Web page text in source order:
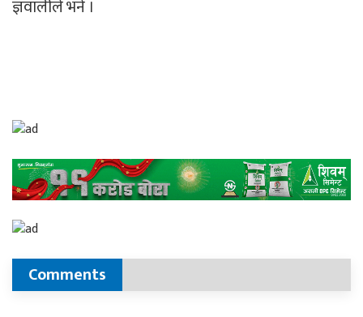
ज्ञवालीले भने ।
Comments